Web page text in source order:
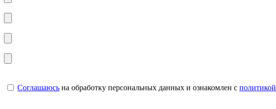
Соглашаюсь на обработку персональных данных и ознакомлен с политикой